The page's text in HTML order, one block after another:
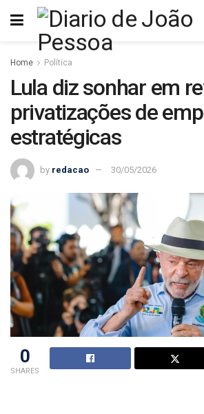
Home Política
Lula diz sonhar em
privatizações de
estratégicas
by redacao 30/05/2026
0
SHARES